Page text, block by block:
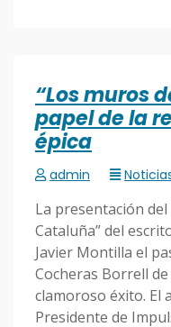
“Los muros
papel de la
épica
admin
La presentación
Cataluña” del
Javier Montilla el
Cocheras Borrell
clamoroso éxito. El
Presidente de